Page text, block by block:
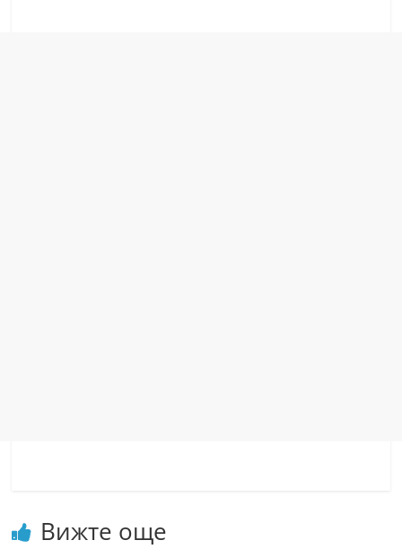
Вижте още